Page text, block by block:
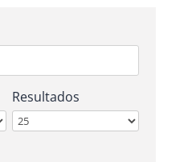
Resultados